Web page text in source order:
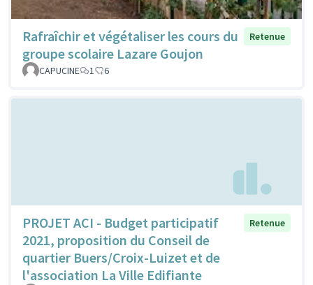
Rafraîchir et végétaliser les cours du
groupe scolaire Lazare Goujon
Retenue
CAPUCINE 1 6
PROJET ACI - Budget participatif
2021, proposition du Conseil de
quartier Buers/Croix-Luizet et de
l'association La Ville Edifiante
Retenue